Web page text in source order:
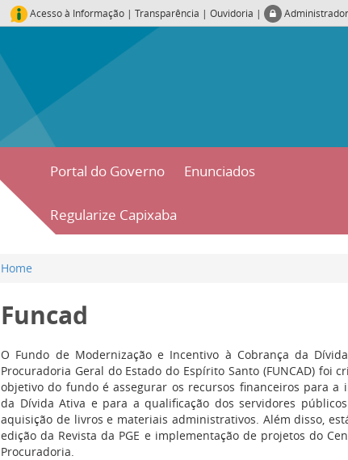
Acesso à Informação | Transparência | Ouvidoria | Administrador
Portal do Governo Enunciados
Regularize Capixaba
Home
Funcad
O Fundo de Modernização e Incentivo à Cobrança da
Procuradoria Geral do Estado do Espírito Santo (FUNCAD) foi
objetivo do fundo é assegurar os recursos financeiros para a
da Dívida Ativa e para a qualificação dos servidores
aquisição de livros e materiais administrativos. Além disso,
edição da Revista da PGE e implementação de projetos do
Procuradoria.